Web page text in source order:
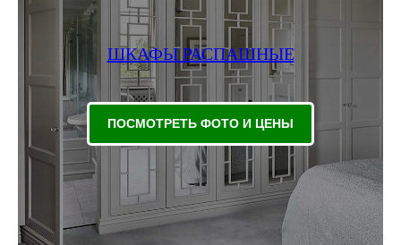
ШКАФЫ РАСПАШНЫЕ
ПОСМОТРЕТЬ ФОТО И ЦЕНЫ